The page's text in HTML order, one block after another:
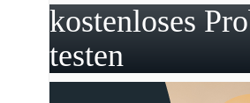
kostenloses
testen